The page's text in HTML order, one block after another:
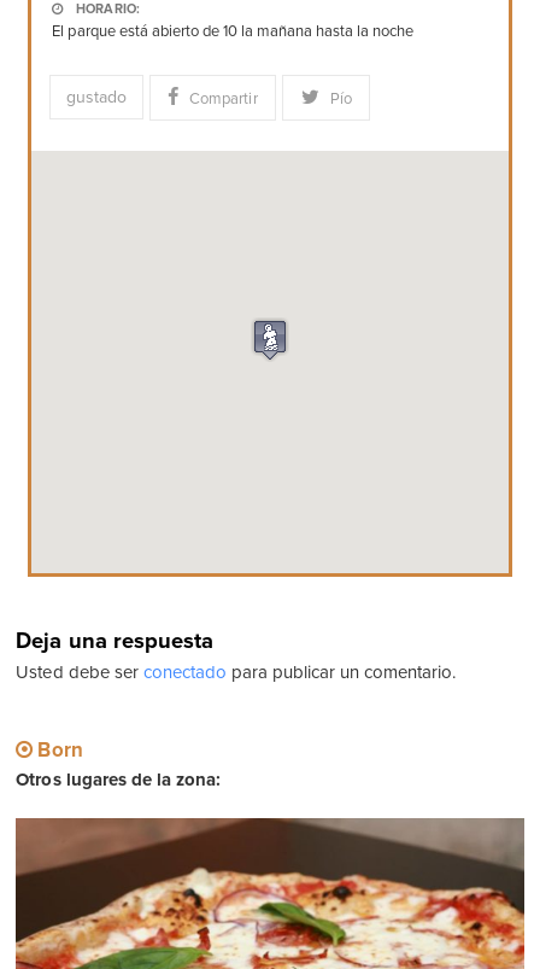
HORARIO:
El parque está abierto de 10 la mañana hasta la noche
gustado Compartir Pío
Deja una respuesta
Usted debe ser conectado para publicar un comentario.
Born
Otros lugares de la zona: